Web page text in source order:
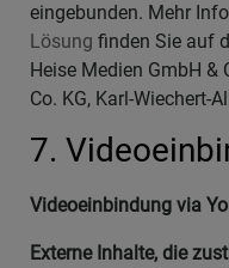
eingebunden. Mehr
Lösung finden Sie auf
Heise Medien GmbH &
Co. KG, Karl-Wiechert-
7.
Videoeinbindung via
Externe Inhalte, die